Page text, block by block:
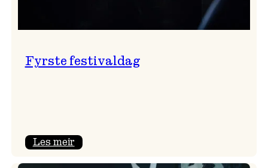
Fyrste festivaldag
Les meir: